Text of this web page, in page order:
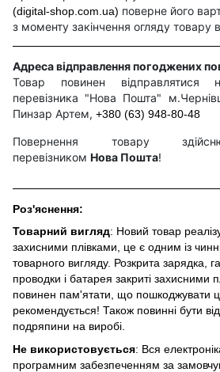
(digital-shop.com.ua) поверне його
з моменту закінчення огляду товару
Адреса відправлення погоджених
Товар повинен відправлятися
перевізника "Нова Пошта"
Пинзар Артем, +380 (63) 948-80-48
Повернення товару
перевізником Нова Пошта!
Роз'яснення:
Товарний вигляд: Новий товар
захисними плівками, це є одним із
товарного вигляду. Розкрита зарядка,
проводки і батарея закриті захисними
повинен пам'ятати, що пошкоджувати
рекомендується! Також повинні бути
подряпини на виробі.
Не використовується: Вся
програмним забезпеченням за